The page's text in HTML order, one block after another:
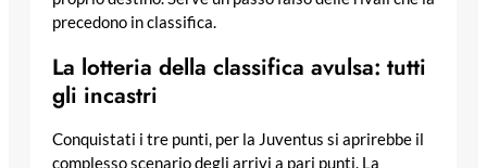
precedono in classifica.
La lotteria della classifica avulsa: tutti
gli incastri
Conquistati i tre punti, per la Juventus si aprirebbe il
complesso scenario degli arrivi a pari punti. La